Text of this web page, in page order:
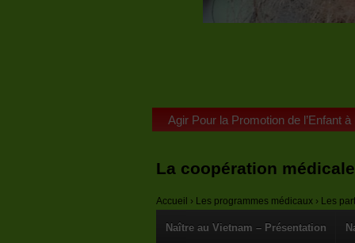
Agir Pour la Promotion de l’Enfant
La coopération
Accueil › Les programmes médicaux › Les
Naître au Vietnam – Présentation